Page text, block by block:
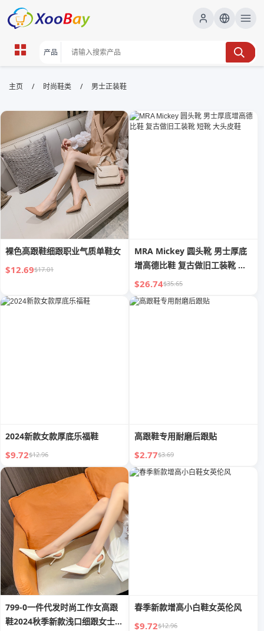
男士正装鞋 | XOOBAY B2B/B2C
男士正装鞋,商务皮鞋,男士职业鞋, wholesale 男士正装
鞋, XOOBAY
优质男士正装鞋商务场合必备款舒适耐用优选
主页 / 时尚鞋类 / 男士正装鞋
裸色高跟鞋细跟职业气质单鞋女
$12.69$17.01
MRA Mickey 圆头靴 男士厚底
增高德比鞋 复古做旧工装靴 短
靴 大头皮鞋
$26.74$35.65
2024新款女款厚底乐福鞋
$9.72$12.96
高跟鞋专用耐磨后跟贴
$2.77$3.69
799-0一件代发时尚工作女高跟
鞋2024秋季新款浅口细跟女士单
春季新款增高小白鞋女英伦风
$9.72$12.96